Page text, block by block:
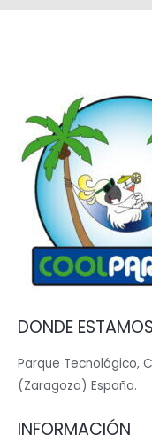
DONDE ESTAMOS
Parque Tecnológico,
(Zaragoza) España.
INFORMACIÓN